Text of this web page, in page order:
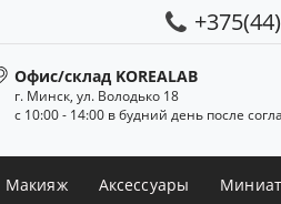
Офис/склад KOREALAB
г. Минск, ул. Володько 18
с 10:00 - 14:00 в будний день после
Макияж Аксессуары